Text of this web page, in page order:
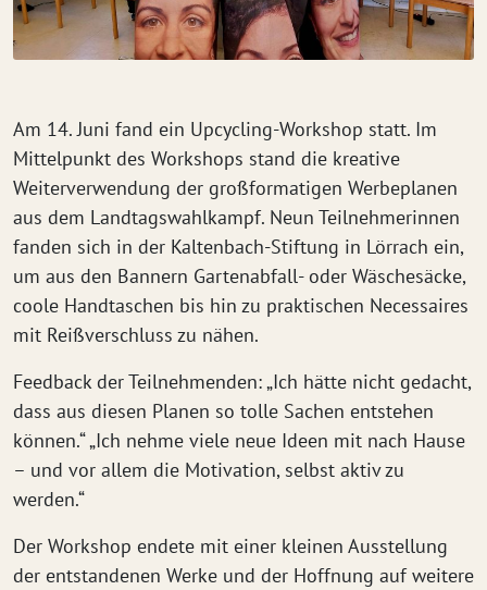
Am 14. Juni fand ein Upcycling-Workshop statt. Im
Mittelpunkt des Workshops stand die kreative
Weiterverwendung der großformatigen Werbeplanen
aus dem Landtagswahlkampf. Neun Teilnehmerinnen
fanden sich in der Kaltenbach-Stiftung in Lörrach ein,
um aus den Bannern Gartenabfall- oder Wäschesäcke,
coole Handtaschen bis hin zu praktischen Necessaires
mit Reißverschluss zu nähen.
Feedback der Teilnehmenden: „Ich hätte nicht gedacht,
dass aus diesen Planen so tolle Sachen entstehen
können.“ „Ich nehme viele neue Ideen mit nach Hause
– und vor allem die Motivation, selbst aktiv zu
werden.“
Der Workshop endete mit einer kleinen Ausstellung
der entstandenen Werke und der Hoffnung auf weitere